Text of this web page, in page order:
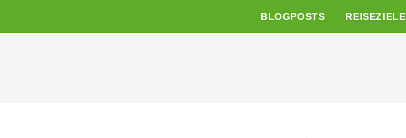
BLOGPOSTS REISEZIELE